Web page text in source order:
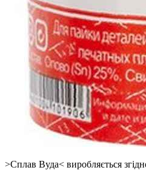
>Сплав Вуда< виробляється